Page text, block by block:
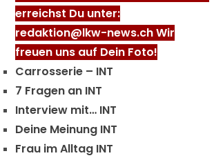
erreichst Du unter:
redaktion@lkw-news.ch Wir
freuen uns auf Dein Foto!
Carrosserie – INT
7 Fragen an INT
Interview mit… INT
Deine Meinung INT
Frau im Alltag INT